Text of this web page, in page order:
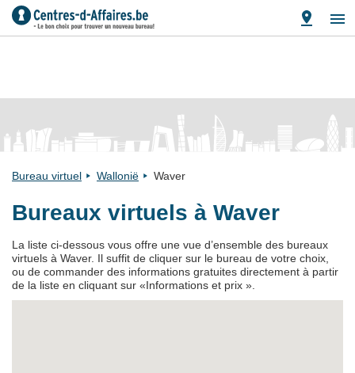
Bureau virtuel Wallonië Waver
Bureaux virtuels à Waver
La liste ci-dessous vous offre une vue d’ensemble des bureaux
virtuels à Waver. Il suffit de cliquer sur le bureau de votre choix,
ou de commander des informations gratuites directement à partir
de la liste en cliquant sur «Informations et prix ».